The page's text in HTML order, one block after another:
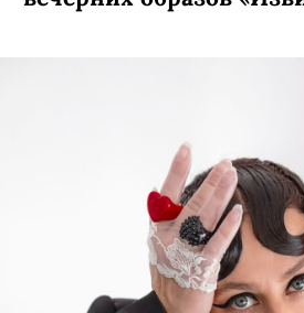
К 10-летию «Собака.ru»
родилась новая
украшений «Пиковая
вечерних образов